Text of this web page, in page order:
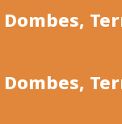
Dombes,
Dombes,
pour
et
ou